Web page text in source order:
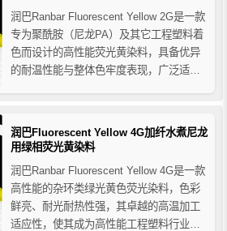
润巴Ranbar Fluorescent Yellow 2G是一款
专为聚酰胺（尼龙PA）及其它工程塑料着
色而设计的高性能荧光黄染料，具备优异
的耐温性能与整体色牢度表现，广泛适用
工树脂领域。
润巴Fluorescent Yellow 4G加纤水煮尼龙
用绿相荧光黄染料
润巴Ranbar Fluorescent Yellow 4G是一款
高性能的杂环类绿光黄色荧光染料，色彩
鲜亮、耐光耐热性强，其卓越的高温加工
适应性，使其成为高性能工程塑料行业理